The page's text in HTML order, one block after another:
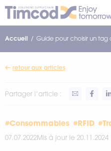
Accueil Guide pour choisir un tag
retour aux articles
Partager l’article :
#Consommables #RFID
07.07.2022Mis à jour le 20.11.2024